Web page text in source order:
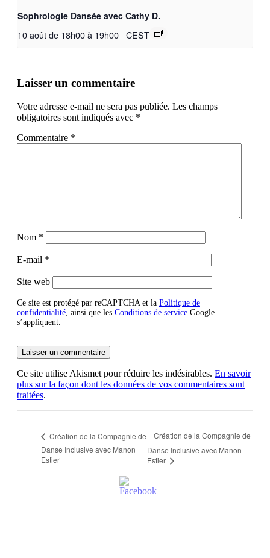
Sophrologie Dansée avec Cathy D.
10 août de 18h00à 19h00 CEST
Laisser un commentaire
Votre adresse e-mail ne sera pas publiée. Les champs
obligatoires sont indiqués avec *
Commentaire *
Nom *
E-mail *
Site web
Ce site est protégé par reCAPTCHA et la Politique de
confidentialité , ainsi que les Conditions de service Google
s’appliquent.
Ce site utilise Akismet pour réduire les indésirables. En savoir
plus sur la façon dont les données de vos commentaires sont
traitées.
Création de la Compagnie de
Danse Inclusive avec Manon
Estier
Création de la Compagnie de
Danse Inclusive avec Manon
Estier